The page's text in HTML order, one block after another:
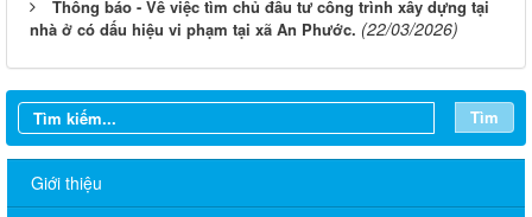
Thông báo - Về việc tìm chủ đầu tư công trình xây dựng tại
nhà ở có dấu hiệu vi phạm tại xã An Phước. (22/03/2026)
Tìm
Giới thiệu